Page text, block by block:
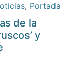
, Portada
de la
y